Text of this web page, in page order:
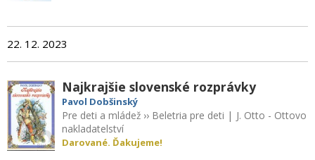
22. 12. 2023
Najkrajšie slovenské rozprávky
Pavol Dobšinský
Pre deti a mládež ›› Beletria pre deti | J. Otto - Ottovo
nakladatelství
Darované. Ďakujeme!